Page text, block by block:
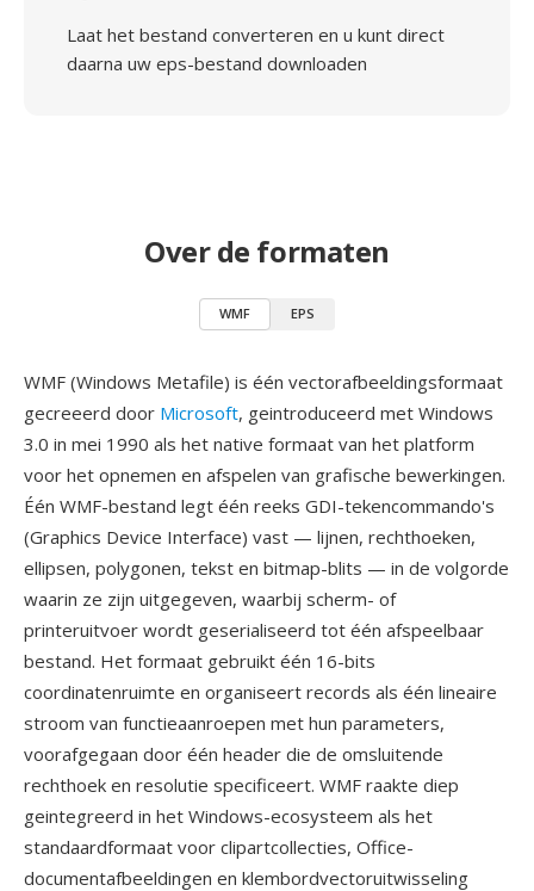
Laat het bestand converteren en u kunt direct
daarna uw eps-bestand downloaden
Over de formaten
WMF EPS
WMF (Windows Metafile) is één vectorafbeeldingsformaat
gecreeerd door Microsoft, geintroduceerd met Windows
3.0 in mei 1990 als het native formaat van het platform
voor het opnemen en afspelen van grafische bewerkingen.
Één WMF-bestand legt één reeks GDI-tekencommando's
(Graphics Device Interface) vast — lijnen, rechthoeken,
ellipsen, polygonen, tekst en bitmap-blits — in de volgorde
waarin ze zijn uitgegeven, waarbij scherm- of
printeruitvoer wordt geserialiseerd tot één afspeelbaar
bestand. Het formaat gebruikt één 16-bits
coordinatenruimte en organiseert records als één lineaire
stroom van functieaanroepen met hun parameters,
voorafgegaan door één header die de omsluitende
rechthoek en resolutie specificeert. WMF raakte diep
geintegreerd in het Windows-ecosysteem als het
standaardformaat voor clipartcollecties, Office-
documentafbeeldingen en klembordvectoruitwisseling